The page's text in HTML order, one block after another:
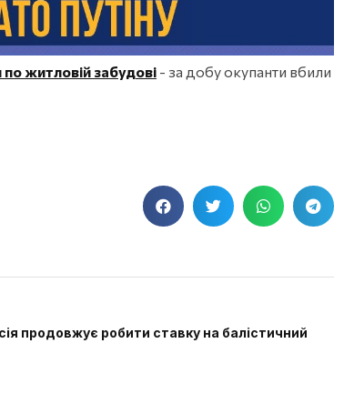
житловій забудові - за добу окупанти вбили
продовжує робити ставку на балістичний